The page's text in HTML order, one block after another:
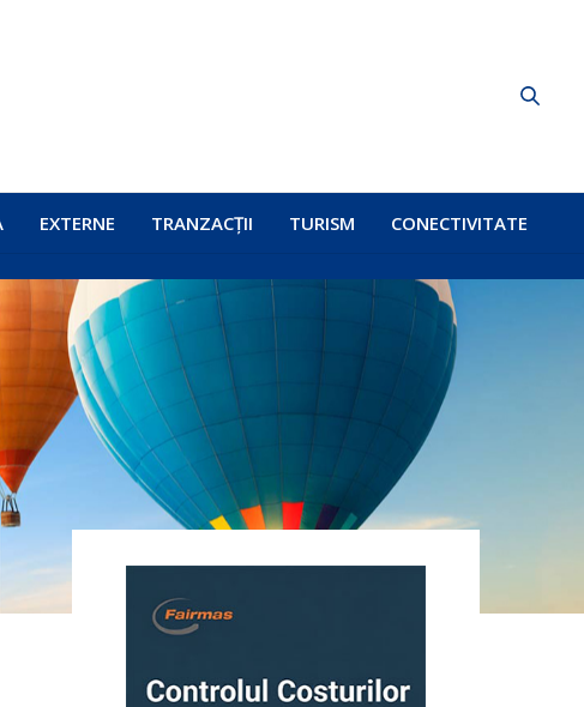
EXTERNE TRANZACȚII TURISM CONECTIVITATE